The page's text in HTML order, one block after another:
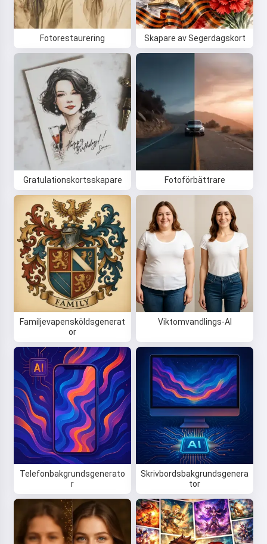
Fotorestaurering Skapare av Segerdagskort
Gratulationskortsskapare Fotoförbättrare
Familjevapensköldsgenerat
or
Viktomvandlings-AI
Telefonbakgrundsgenerato
r
Skrivbordsbakgrundsgenera
tor